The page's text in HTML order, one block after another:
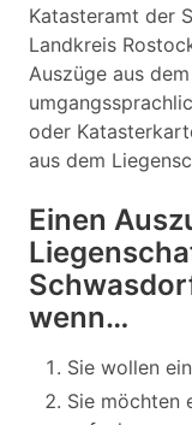
Katasteramt der
Landkreis
Auszüge aus
oder
aus dem
Einen
wenn…
Sie wollen
Sie möchten